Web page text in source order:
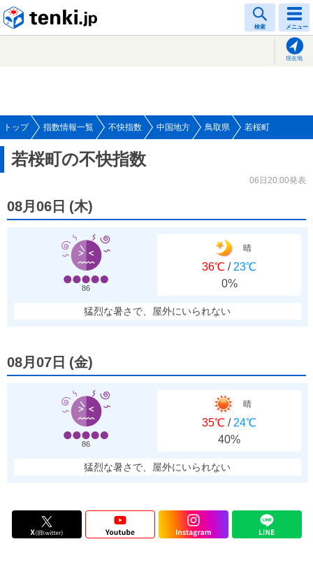
検索 メニュー
現在地
トップ 指数情報一覧 不快指数 中国地方 鳥取県 若桜町
若桜町の不快指数
06日20:00発表
08月06日 (木)
86
晴
36℃ / 23℃
0%
猛烈な暑さで、屋外にいられない
08月07日 (金)
86
晴
35℃ / 24℃
40%
猛烈な暑さで、屋外にいられない